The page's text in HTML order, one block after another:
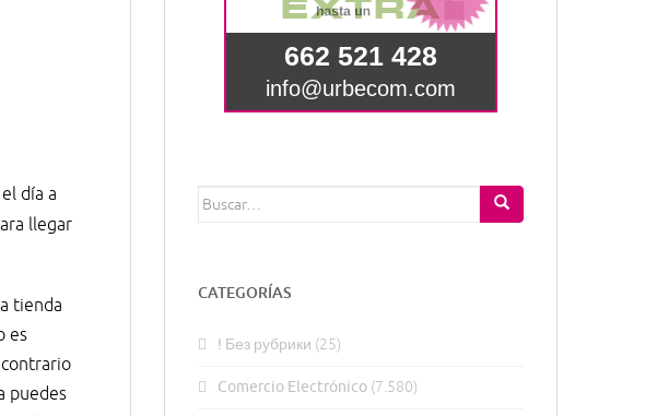
día a
llegar
tienda
es
puedes
Buscar:
CATEGORÍAS
! Без рубрики (25)
Comercio Electrónico (7.580)